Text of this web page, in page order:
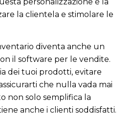
personalizzazione è la
la clientela e stimolare le
diventa anche un
il software per le vendite.
dei tuoi prodotti, evitare
che nulla vada mai
non solo semplifica la
anche i clienti soddisfatti.